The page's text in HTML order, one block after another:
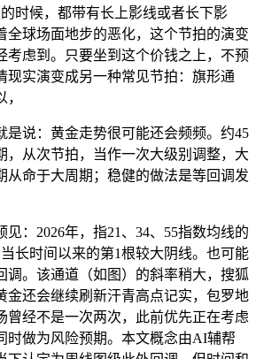
时候，都带有长上影线或者长下影
全球场面地步的恶化，这个节拍的演变
考虑到。只要坐到这个价钱之上，不预
现实演变成另一种常见节拍：旗形通
说：黄金走势很可能还会频频。约45
，从次节拍，当作一次大级别调整，大
从命于大周期；稳健的做法是等回调发
：2026年，指21、34、55指数均线的
长时间以来的第1根较大阴线。也可能
调。该通道（如图）的斜率稍大，搜狐
金还会继续刷新汗青高点记实，包罗地
曾经不是一次两次，此前优先正在考虑
时做为风险预期。本文概念由AI辅帮